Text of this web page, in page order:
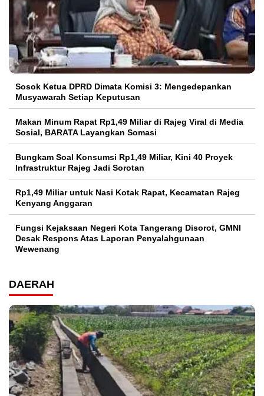
Sosok Ketua DPRD Dimata Komisi 3: Mengedepankan
Musyawarah Setiap Keputusan
Makan Minum Rapat Rp1,49 Miliar di Rajeg Viral di Media
Sosial, BARATA Layangkan Somasi
Bungkam Soal Konsumsi Rp1,49 Miliar, Kini 40 Proyek
Infrastruktur Rajeg Jadi Sorotan
Rp1,49 Miliar untuk Nasi Kotak Rapat, Kecamatan Rajeg
Kenyang Anggaran
Fungsi Kejaksaan Negeri Kota Tangerang Disorot, GMNI
Desak Respons Atas Laporan Penyalahgunaan
Wewenang
DAERAH